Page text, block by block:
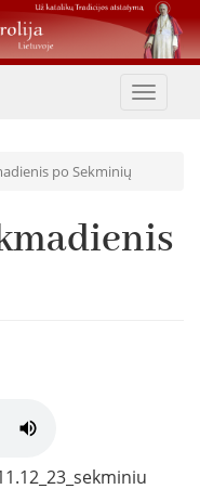
Toggle
po Sekminių